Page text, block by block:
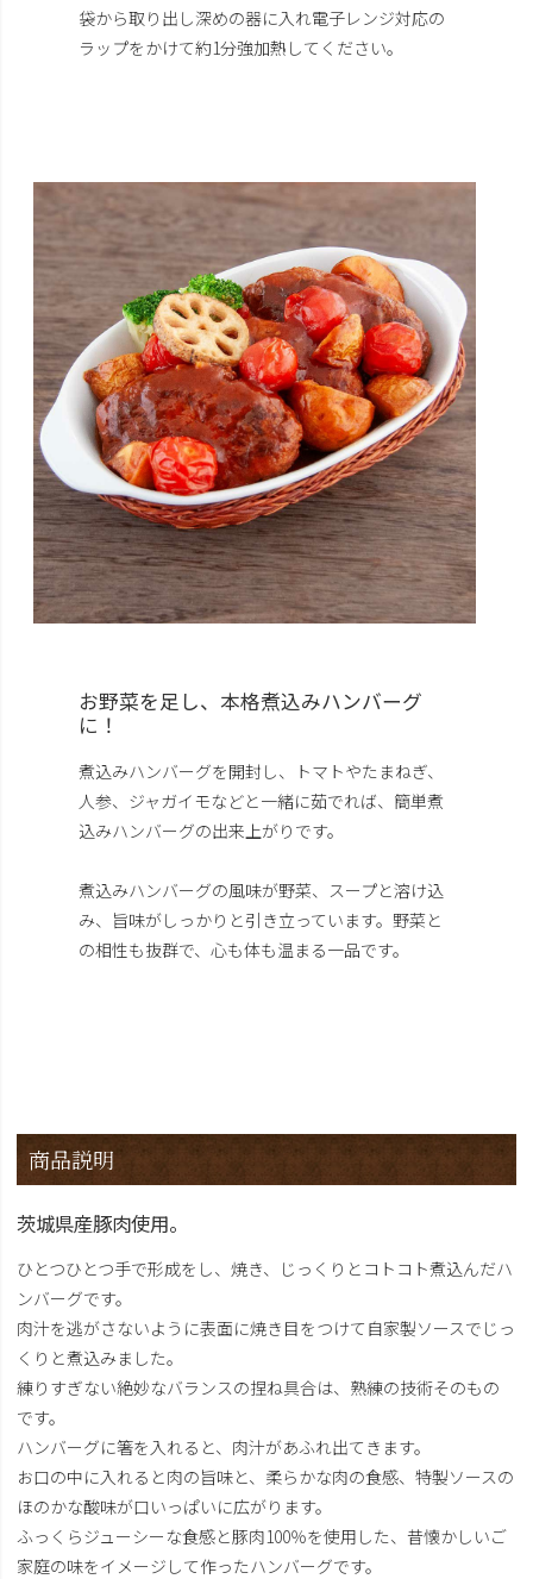
袋から取り出し深めの器に入れ電子レンジ対応の
ラップをかけて約1分強加熱してください。
お野菜を足し、本格煮込みハンバーグ
に！
煮込みハンバーグを開封し、トマトやたまねぎ、
人参、ジャガイモなどと一緒に茹でれば、簡単煮
込みハンバーグの出来上がりです。
煮込みハンバーグの風味が野菜、スープと溶け込
み、旨味がしっかりと引き立っています。野菜と
の相性も抜群で、心も体も温まる一品です。
商品説明
茨城県産豚肉使用。
ひとつひとつ手で形成をし、焼き、じっくりとコトコト煮込んだハ
ンバーグです。
肉汁を逃がさないように表面に焼き目をつけて自家製ソースでじっ
くりと煮込みました。
練りすぎない絶妙なバランスの捏ね具合は、熟練の技術そのもの
です。
ハンバーグに箸を入れると、肉汁があふれ出てきます。
お口の中に入れると肉の旨味と、柔らかな肉の食感、特製ソースの
ほのかな酸味が口いっぱいに広がります。
ふっくらジューシーな食感と豚肉100％を使用した、昔懐かしいご
家庭の味をイメージして作ったハンバーグです。